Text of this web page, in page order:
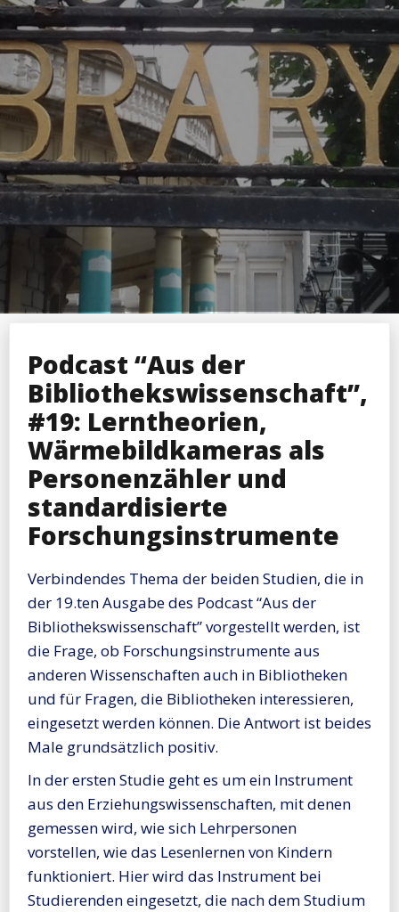
Podcast “Aus der
Bibliothekswissenschaft”,
#19: Lerntheorien,
Wärmebildkameras als
Personenzähler und
standardisierte
Forschungsinstrumente
Verbindendes Thema der beiden Studien, die in
der 19.ten Ausgabe des Podcast “Aus der
Bibliothekswissenschaft” vorgestellt werden, ist
die Frage, ob Forschungsinstrumente aus
anderen Wissenschaften auch in Bibliotheken
und für Fragen, die Bibliotheken interessieren,
eingesetzt werden können. Die Antwort ist beides
Male grundsätzlich positiv.
In der ersten Studie geht es um ein Instrument
aus den Erziehungswissenschaften, mit denen
gemessen wird, wie sich Lehrpersonen
vorstellen, wie das Lesenlernen von Kindern
funktioniert. Hier wird das Instrument bei
Studierenden eingesetzt, die nach dem Studium